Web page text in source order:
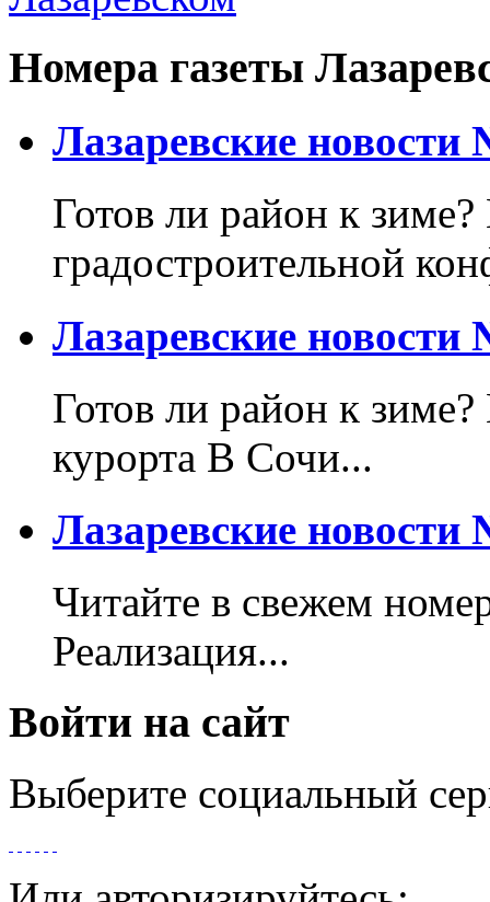
Номера газеты
Лазаревские новости
Готов ли район к зиме?
градостроительной
Лазаревские новости
Готов ли район к
курорта В Сочи...
Лазаревские новости
Читайте в свежем
Реализация...
Войти на сайт
Выберите социальный